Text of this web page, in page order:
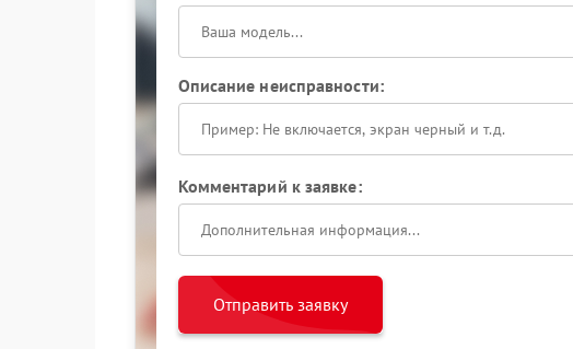
Описание неисправности:
Комментарий к заявке:
Отправить заявку